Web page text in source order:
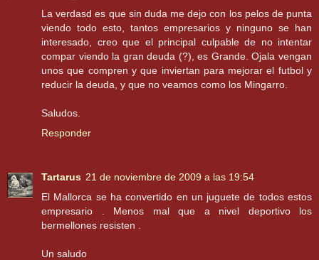
La verdasd es que sin duda me dejo con los pelos de punta
viendo todo esto, tantos empresarios y ninguno se han
interesado, creo que el principal culpable de no intentar
compar viendo la gran deuda (?), es Grande. Ojala vengan
unos que compren y que inviertan para mejorar el futbol y
reducir la deuda, y que no veamos como los Mingarro.
Saludos.
Responder
Tartarus 21 de noviembre de 2009 a las 19:54
El Mallorca se ha convertido en un juguete de todos estos
empresario . Menos mal que a nivel deportivo los
bermellones resisten .
Un saludo